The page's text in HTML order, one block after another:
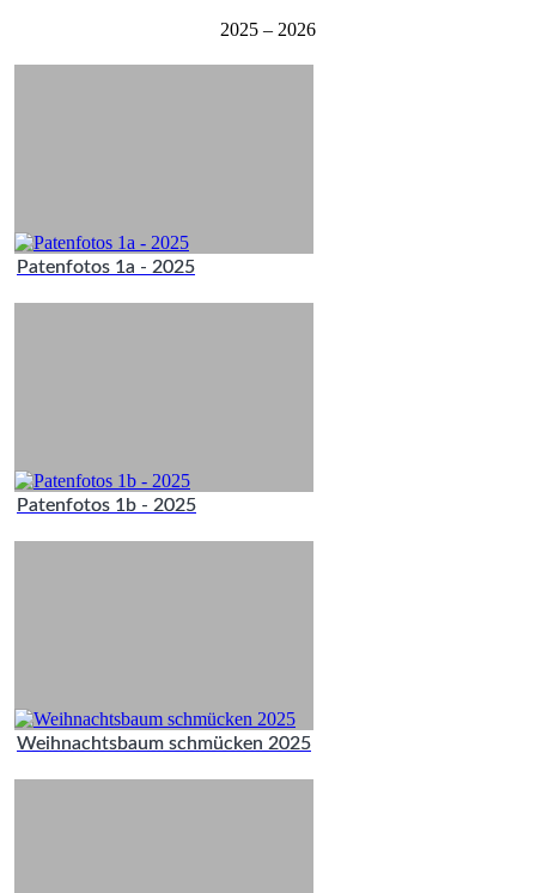
2025 – 2026
Patenfotos 1a - 2025
Patenfotos 1b - 2025
Weihnachtsbaum schmücken 2025